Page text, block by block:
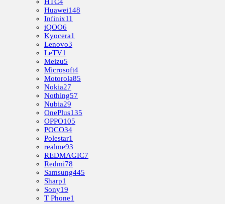
Huawei148
Infinix11
iQOO6
Kyocera1
Lenovo3
LeTV1
Meizu5
Microsoft4
Motorola85
Nokia27
Nothing57
Nubia29
OnePlus135
OPPO105
POCO34
Polestar1
realme93
REDMAGIC7
Redmi78
Samsung445
Sharp1
Sony19
T Phone1